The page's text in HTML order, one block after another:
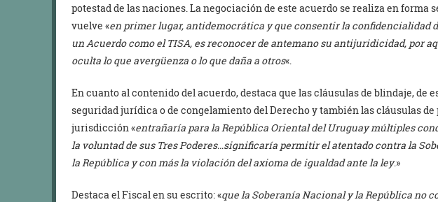
potestad de las naciones. La negociación de este acuerdo se realiza en forma
vuelve «en primer lugar, antidemocrática y que consentir la confidencialidad
un Acuerdo como el TISA, es reconocer de antemano su antijuridicidad, por
oculta lo que avergüenza o lo que daña a otros«.
En cuanto al contenido del acuerdo, destaca que las cláusulas de blindaje, de
seguridad jurídica o de congelamiento del Derecho y también las cláusulas de
jurisdicción «entrañaría para la República Oriental del Uruguay múltiples
la voluntad de sus Tres Poderes…significaría permitir el atentado contra la
la República y con más la violación del axioma de igualdad ante la ley.»
Destaca el Fiscal en su escrito: «que la Soberanía Nacional y la República no